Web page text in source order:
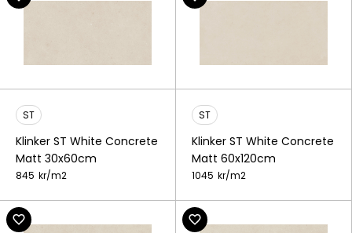
ST
Klinker ST White Concrete
Matt 30x60cm
845 kr/m2
ST
Klinker ST White Concrete
Matt 60x120cm
1045 kr/m2